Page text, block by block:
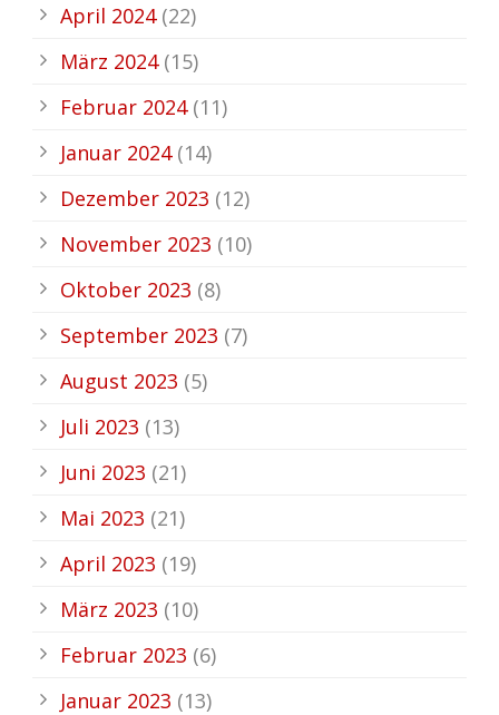
April 2024(22)
März 2024(15)
Februar 2024(11)
Januar 2024(14)
Dezember 2023 (12)
November 2023 (10)
Oktober 2023 (8)
September 2023 (7)
August 2023 (5)
Juli 2023 (13)
Juni 2023 (21)
Mai 2023 (21)
April 2023 (19)
März 2023 (10)
Februar 2023 (6)
Januar 2023 (13)